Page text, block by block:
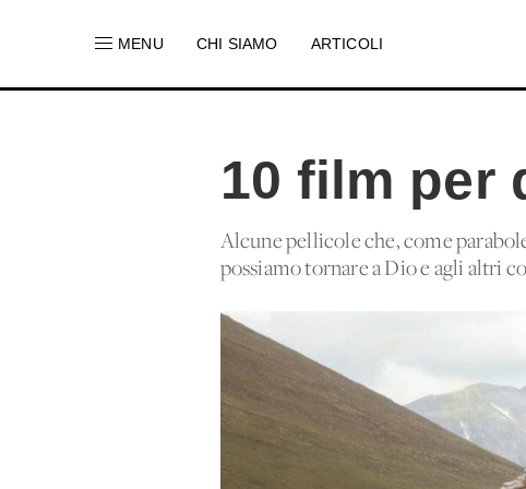
MENU CHI SIAMO ARTICOLI
10 film per
Alcune pellicole che, come
possiamo tornare a Dio e agli altri